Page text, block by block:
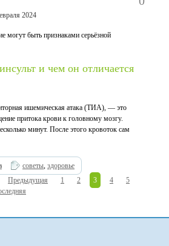
2024
могут быть признаками серьёзной
и чем он отличается
ишемическая атака (ТИА), — это
притока крови к головному мозгу.
минут. После этого кровоток сам
советы, здоровье
Предыдущая 1 2 3 4
5